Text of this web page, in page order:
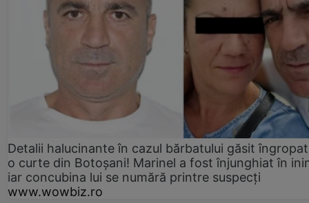
Detalii halucinante în cazul bărbatului găsit
o curte din Botoșani! Marinel a fost înjunghiat în
iar concubina lui se numără printre suspecți
www.wowbiz.ro